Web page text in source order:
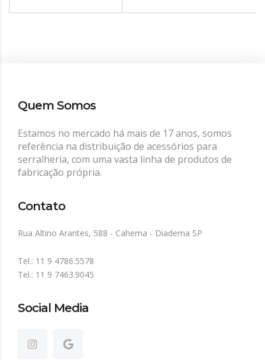
Quem Somos
Estamos no mercado há mais de 17 anos, somos
referência na distribuição de acessórios para
serralheria, com uma vasta linha de produtos de
fabricação própria.
Contato
Rua Altino Arantes, 588 - Cahema - Diadema SP
Tel.: 11 9 4786.5578
Tel.: 11 9 7463.9045
Social Media